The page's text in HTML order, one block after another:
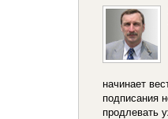
начинает
подписания
продлевать